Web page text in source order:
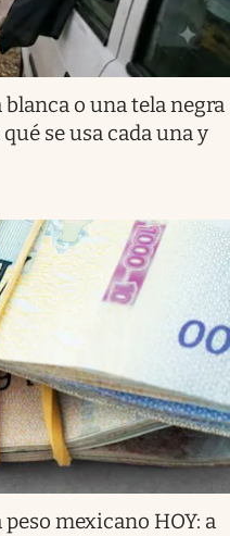
blanca o una tela negra
se usa cada una y
mexicano HOY: a